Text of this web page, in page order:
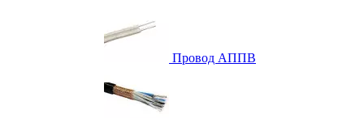
Провод АППВ